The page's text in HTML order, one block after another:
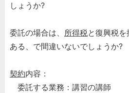
しょうか?
委託の場合は、 所得税と復興税
ある、で間違いないでしょうか?
契約内容：
委託する業務：講習の講師